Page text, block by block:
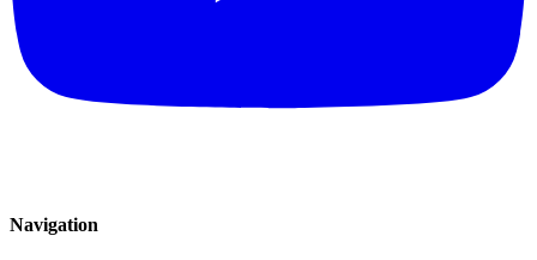
Navigation